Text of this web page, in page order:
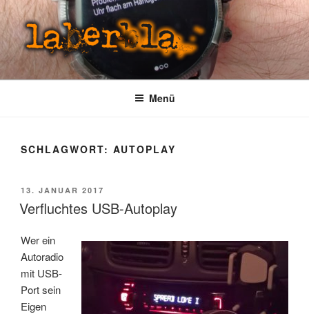
Zum
Inhalt
springen
LABERBLA
laber mal
Menü
SCHLAGWORT: AUTOPLAY
VERÖFFENTLICHT
AM
13. JANUAR 2017
Verfluchtes USB-Autoplay
Wer ein
Autoradio
mit USB-
Port sein
Eigen